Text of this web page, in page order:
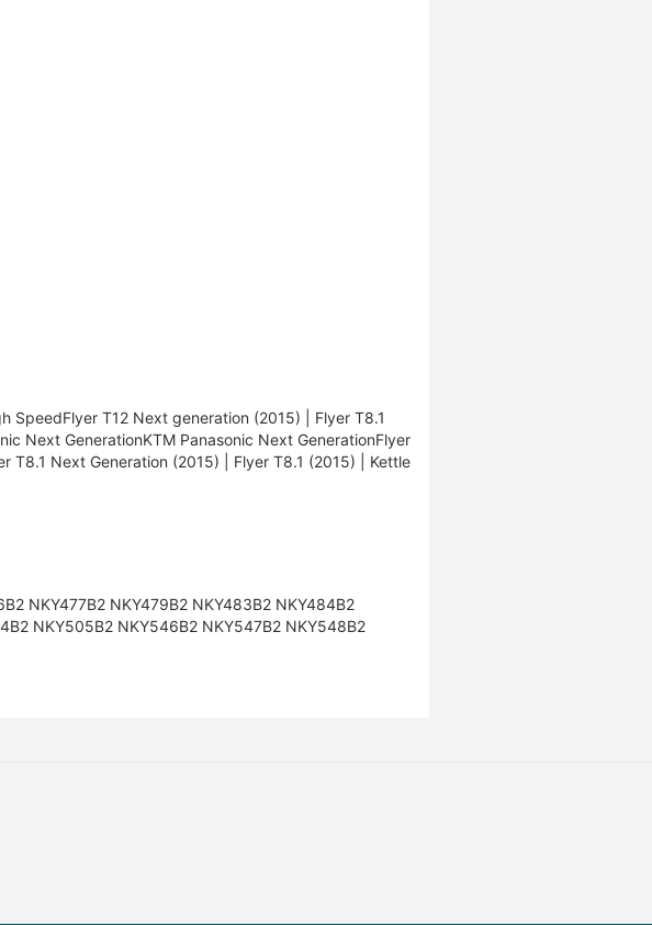
SpeedFlyer T12 Next generation (2015) | Flyer T8.1
Next GenerationKTM Panasonic Next GenerationFlyer
T8.1 Next Generation (2015) | Flyer T8.1 (2015) | Kettle
NKY477B2 NKY479B2 NKY483B2 NKY484B2
NKY505B2 NKY546B2 NKY547B2 NKY548B2